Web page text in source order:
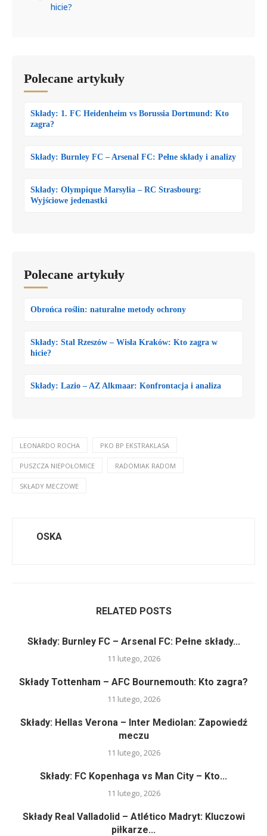
hicie?
Polecane artykuły
Składy: 1. FC Heidenheim vs Borussia Dortmund: Kto
zagra?
Składy: Burnley FC – Arsenal FC: Pełne składy i analizy
Składy: Olympique Marsylia – RC Strasbourg:
Wyjściowe jedenastki
Polecane artykuły
Obrońca roślin: naturalne metody ochrony
Składy: Stal Rzeszów – Wisła Kraków: Kto zagra w
hicie?
Składy: Lazio – AZ Alkmaar: Konfrontacja i analiza
LEONARDO ROCHA PKO BP EKSTRAKLASA
PUSZCZA NIEPOŁOMICE RADOMIAK RADOM
SKŁADY MECZOWE
OSKA
RELATED POSTS
Składy: Burnley FC – Arsenal FC: Pełne składy...
11 lutego, 2026
Składy Tottenham – AFC Bournemouth: Kto zagra?
11 lutego, 2026
Składy: Hellas Verona – Inter Mediolan: Zapowiedź
meczu
11 lutego, 2026
Składy: FC Kopenhaga vs Man City – Kto...
11 lutego, 2026
Składy Real Valladolid – Atlético Madryt: Kluczowi
piłkarze...